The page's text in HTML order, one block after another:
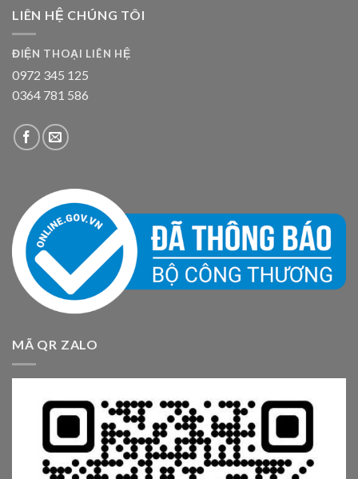
LIÊN HỆ CHÚNG TÔI
ĐIỆN THOẠI LIÊN HỆ
0972 345 125
0364 781 586
MÃ QR ZALO